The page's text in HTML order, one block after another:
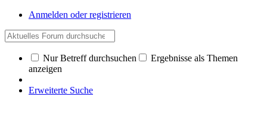
Anmelden oder registrieren
Nur Betreff durchsuchen
Ergebnisse als Themen
anzeigen
Erweiterte Suche